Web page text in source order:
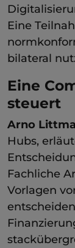
Eine
bilateral
Eine
steuert
Arno
Hubs,
Fachliche
Vorlagen